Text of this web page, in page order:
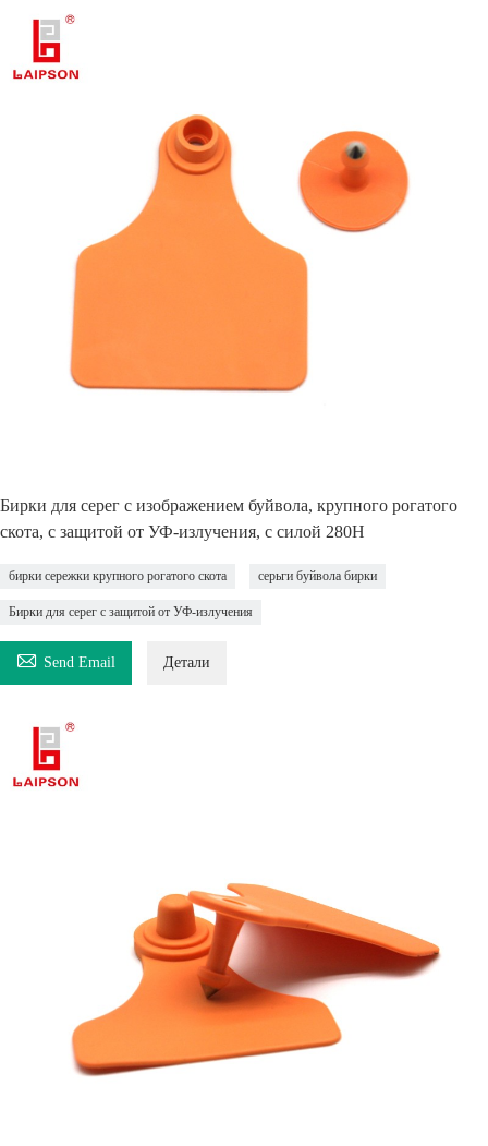
Бирки для серег с изображением буйвола, крупного рогатого
скота, с защитой от УФ-излучения, с силой 280Н
бирки сережки крупного рогатого скота серьги буйвола бирки
Бирки для серег с защитой от УФ-излучения
 Send Email Детали